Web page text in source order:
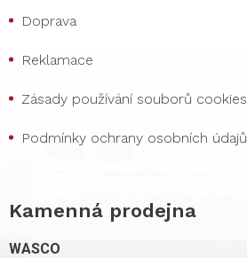
Doprava
Reklamace
Zásady používání souborů cookies
Podmínky ochrany osobních údajů
Kamenná prodejna
WASCO